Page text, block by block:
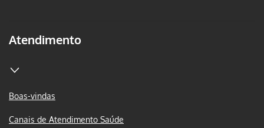
Atendimento
Boas-vindas
Canais de Atendimento Saúde